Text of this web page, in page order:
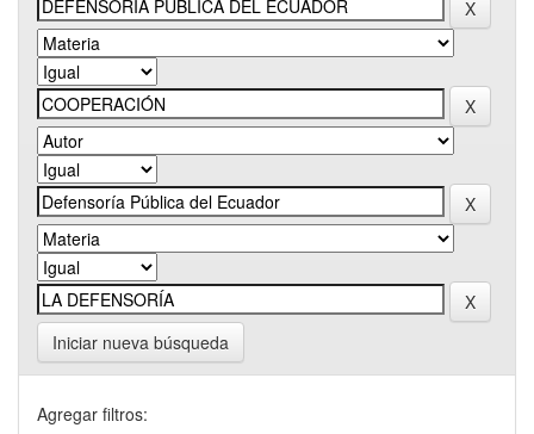
Iniciar nueva búsqueda
Agregar filtros: